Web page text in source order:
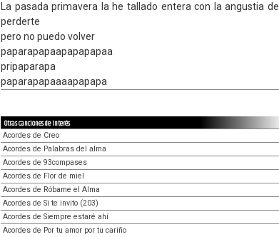
La pasada primavera la he tallado entera con la angustia de
perderte
pero no puedo volver
paparapapaapapapapaa
pripaparapa
paparapapaaaapapapa
Otras canciones de interés
Acordes de Creo
Acordes de Palabras del alma
Acordes de 93compases
Acordes de Flor de miel
Acordes de Róbame el Alma
Acordes de Si te invito (203)
Acordes de Siempre estaré ahí
Acordes de Por tu amor por tu cariño